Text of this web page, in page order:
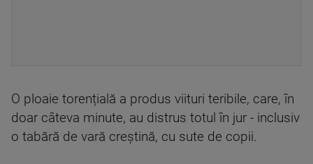
O ploaie torențială a produs viituri teribile, care, în
doar câteva minute, au distrus totul în jur - inclusiv
o tabără de vară creștină, cu sute de copii.